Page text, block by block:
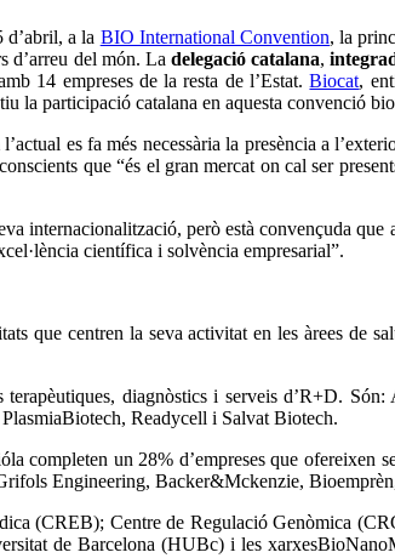
d’abril, a la BIO International Convention, la
d’arreu del món. La delegació catalana,
14 empreses de la resta de l’Estat.Biocat,
la participació catalana en aquesta convenció
es fa més necessària la presència a
que “és el gran mercat on cal ser
internacionalització, però està convençuda que
científica i solvència empresarial”.
que centren la seva activitat en les àrees de
diagnòstics i serveis d’R+D.
Readycell i Salvat Biotech.
un 28% d’empreses que ofereixen
Engineering, Backer&Mckenzie,
(CREB); Centre de Regulació Genòmica
de Barcelona (HUBc) i les